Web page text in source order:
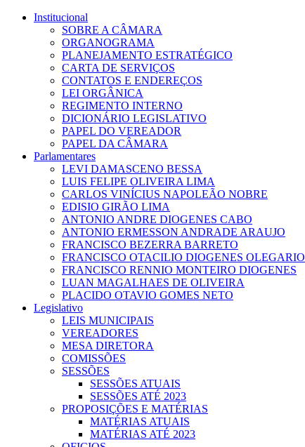
Institucional
SOBRE A CÂMARA
ORGANOGRAMA
PLANEJAMENTO ESTRATÉGICO
CARTA DE SERVIÇOS
CONTATOS E ENDEREÇOS
LEI ORGÂNICA
REGIMENTO INTERNO
DICIONÁRIO LEGISLATIVO
PAPEL DO VEREADOR
PAPEL DA CÂMARA
Parlamentares
LEVI DAMASCENO BESSA
LUIS FELIPE OLIVEIRA LIMA
CARLOS VINÍCIUS NAPOLEÃO NOBRE
EDISIO GIRÃO LIMA
ANTONIO ANDRE DIOGENES CABO
ANTONIO ERMESSON ANDRADE ARAUJO
FRANCISCO BEZERRA BARRETO
FRANCISCO OTACILIO DIOGENES OLEGARIO
FRANCISCO RENNIO MONTEIRO DIOGENES
LUAN MAGALHAES DE OLIVEIRA
PLACIDO OTAVIO GOMES NETO
Legislativo
LEIS MUNICIPAIS
VEREADORES
MESA DIRETORA
COMISSÕES
SESSÕES
SESSÕES ATUAIS
SESSÕES ATÉ 2023
PROPOSIÇÕES E MATÉRIAS
MATÉRIAS ATUAIS
MATÉRIAS ATÉ 2023